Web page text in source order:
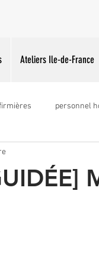
Ateliers Ile-de-France
personnel